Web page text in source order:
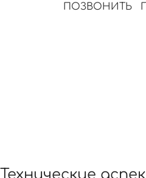
ПОЗВОНИТЬ
Технические